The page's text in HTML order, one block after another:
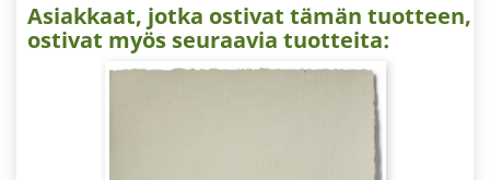
Asiakkaat, jotka ostivat tämän tuotteen,
ostivat myös seuraavia tuotteita: